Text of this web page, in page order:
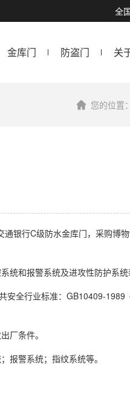
全
金库门 防盗门 关
您的位置：
银行C级防水金库门，采购博
统和报警系统及进攻性防护系统
全行业标准：GB10409-1989
厂条件。
报警系统；指纹系统等。